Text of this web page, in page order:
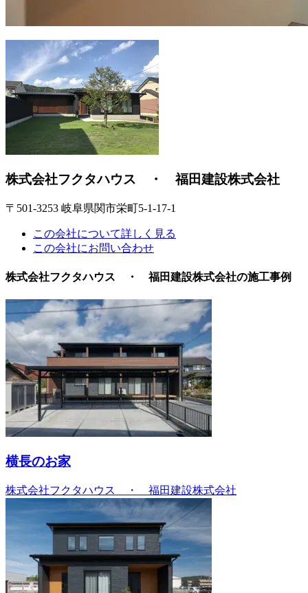
株式会社フクタハウス ・ 福田建設株式会社
〒501-3253 岐阜県関市栄町5-1-17-1
この会社について詳しく見る
この会社にお問い合わせ
株式会社フクタハウス ・ 福田建設株式会社の施工事例
横長のお家
株式会社フクタハウス ・ 福田建設株式会社